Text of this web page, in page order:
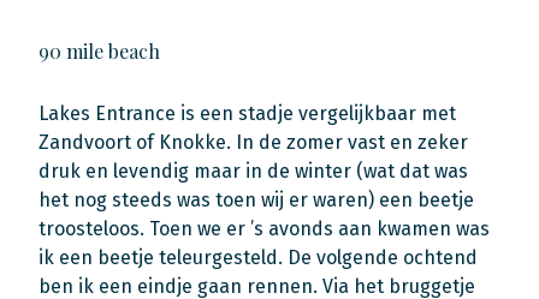
90 mile beach
Lakes Entrance is een stadje vergelijkbaar met
Zandvoort of Knokke. In de zomer vast en zeker
druk en levendig maar in de winter (wat dat was
het nog steeds was toen wij er waren) een beetje
troosteloos. Toen we er ’s avonds aan kwamen was
ik een beetje teleurgesteld. De volgende ochtend
ben ik een eindje gaan rennen. Via het bruggetje